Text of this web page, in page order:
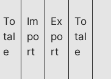
To
tal
e
Im
po
rt
Ex
po
rt
To
tal
e